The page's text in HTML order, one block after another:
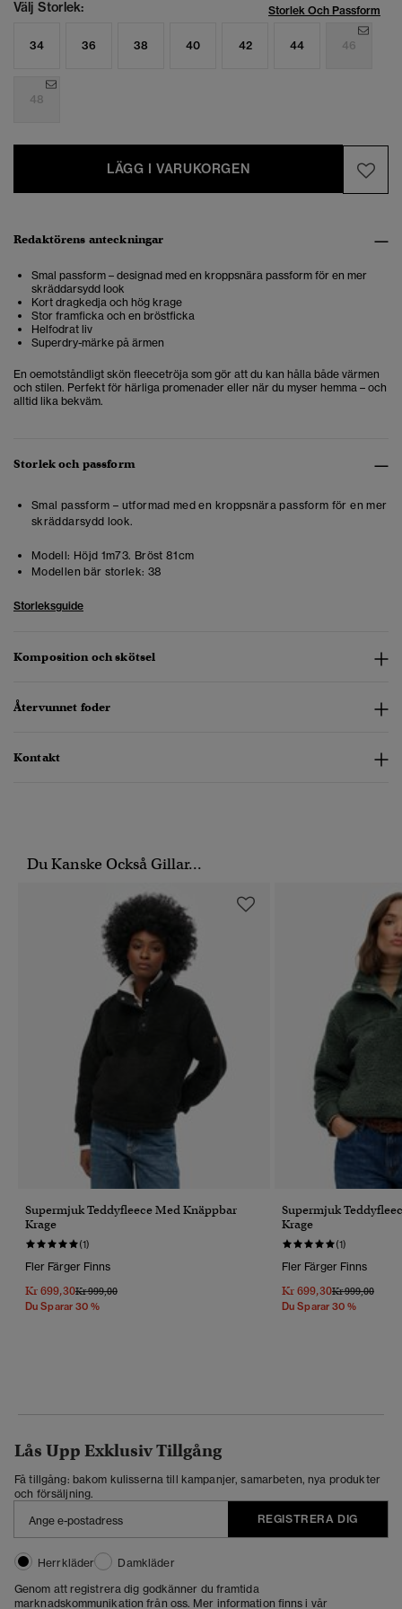
Välj Storlek: Storlek Och Passform
34 36 38 40 42 44 46
48
LÄGG I VARUKORGEN
Redaktörens anteckningar
Smal passform – designad med en kroppsnära passform för en mer
skräddarsydd look
Kort dragkedja och hög krage
Stor framficka och en bröstficka
Helfodrat liv
Superdry-märke på ärmen
En oemotståndligt skön fleecetröja som gör att du kan hålla både värmen
och stilen. Perfekt för härliga promenader eller när du myser hemma – och
alltid lika bekväm.
Storlek och passform
Smal passform – utformad med en kroppsnära passform för en mer
skräddarsydd look.
Modell: Höjd 1m73. Bröst 81cm
Modellen bär storlek: 38
Storleksguide
Komposition och skötsel
Återvunnet foder
Kontakt
Du Kanske Också Gillar...
Supermjuk Teddyfleece Med Knäppbar
Krage
(1)
Fler Färger Finns
Kr 699,30Pris Reducerat Från
Kr 999,00Till
Du Sparar 30 %
Supermjuk
Krage
(1)
Fler Färger Finns
Kr 699,30Pris Reducerat
Kr 999,00Till
Du Sparar 30 %
Lås Upp Exklusiv Tillgång
Få tillgång: bakom kulisserna till kampanjer, samarbeten, nya produkter
och försäljning.
REGISTRERA DIG
Herrkläder
Damkläder
Genom att registrera dig godkänner du framtida
marknadskommunikation från oss. Mer information finns i vår